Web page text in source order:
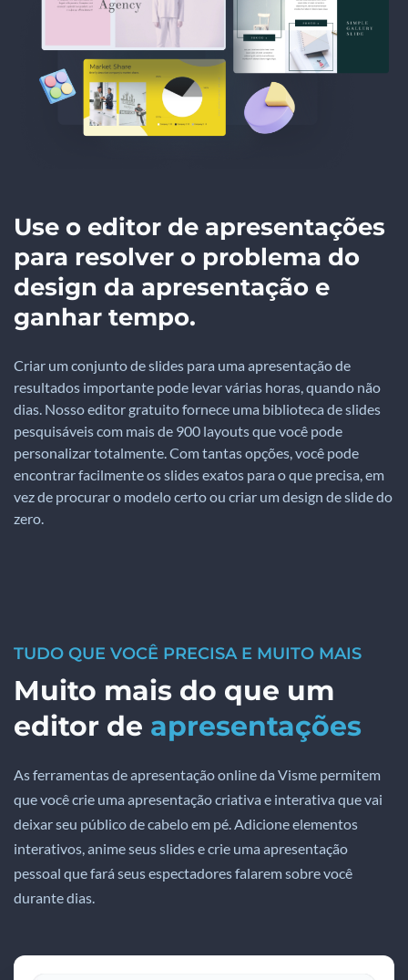
Use o editor de apresentações
para resolver o problema do
design da apresentação e
ganhar tempo.
Criar um conjunto de slides para uma apresentação de
resultados importante pode levar várias horas, quando não
dias. Nosso editor gratuito fornece uma biblioteca de slides
pesquisáveis com mais de 900 layouts que você pode
personalizar totalmente. Com tantas opções, você pode
encontrar facilmente os slides exatos para o que precisa, em
vez de procurar o modelo certo ou criar um design de slide do
zero.
TUDO QUE VOCÊ PRECISA E MUITO MAIS
Muito mais do que um
editor de apresentações
As ferramentas de apresentação online da Visme permitem
que você crie uma apresentação criativa e interativa que vai
deixar seu público de cabelo em pé. Adicione elementos
interativos, anime seus slides e crie uma apresentação
pessoal que fará seus espectadores falarem sobre você
durante dias.